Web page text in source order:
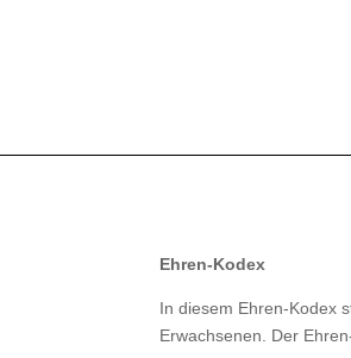
Ehren-Kodex
In diesem Ehren-Kodex
Erwachsenen. Der